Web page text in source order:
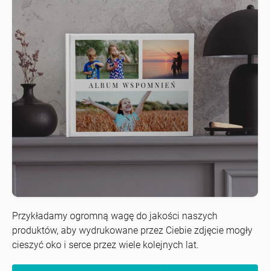
Przykładamy ogromną wagę do jakości naszych
produktów, aby wydrukowane przez Ciebie zdjęcie mogły
cieszyć oko i serce przez wiele kolejnych lat.